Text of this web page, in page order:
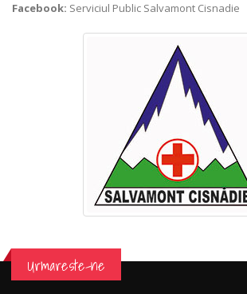
Facebook: Serviciul Public Salvamont Cisnadie
Urmareste-ne